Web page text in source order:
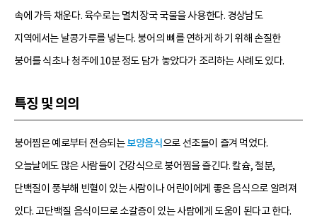
속에 가득 채운다. 육수로는 멸치장국 국물을 사용한다. 경상남도
지역에서는 날콩가루를 넣는다. 붕어의 뼈를 연하게 하기 위해 손질한
붕어를 식초나 청주에 10분 정도 담가 놓았다가 조리하는 사례도 있다.
특징 및 의의
붕어찜은 예로부터 전승되는보양음식으로 선조들이 즐겨 먹었다.
오늘날에도 많은 사람들이 건강식으로 붕어찜을 즐긴다. 칼슘, 철분,
단백질이 풍부해 빈혈이 있는 사람이나 어린이에게 좋은 음식으로 알려져
있다. 고단백질 음식이므로 소갈증이 있는 사람에게 도움이 된다고 한다.